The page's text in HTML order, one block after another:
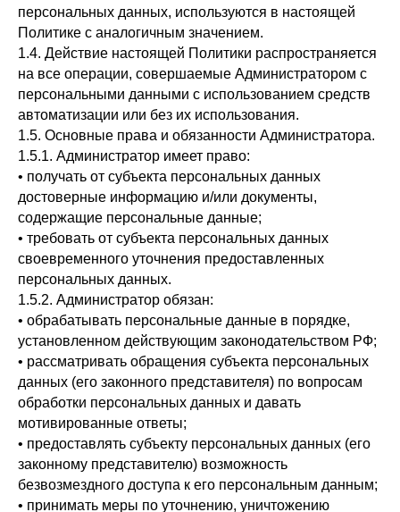
персональных данных, используются в настоящей
Политике с аналогичным значением.
1.4. Действие настоящей Политики распространяется
на все операции, совершаемые Администратором с
персональными данными с использованием средств
автоматизации или без их использования.
1.5. Основные права и обязанности Администратора.
1.5.1. Администратор имеет право:
• получать от субъекта персональных данных
достоверные информацию и/или документы,
содержащие персональные данные;
• требовать от субъекта персональных данных
своевременного уточнения предоставленных
персональных данных.
1.5.2. Администратор обязан:
• обрабатывать персональные данные в порядке,
установленном действующим законодательством РФ;
• рассматривать обращения субъекта персональных
данных (его законного представителя) по вопросам
обработки персональных данных и давать
мотивированные ответы;
• предоставлять субъекту персональных данных (его
законному представителю) возможность
безвозмездного доступа к его персональным данным;
• принимать меры по уточнению, уничтожению